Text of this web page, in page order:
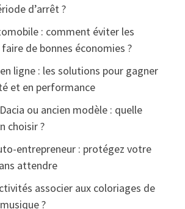
d’arrêt ?
: comment éviter les
de bonnes économies ?
ligne : les solutions pour gagner
et en performance
ou ancien modèle : quelle
choisir ?
entrepreneur : protégez votre
attendre
associer aux coloriages de
?